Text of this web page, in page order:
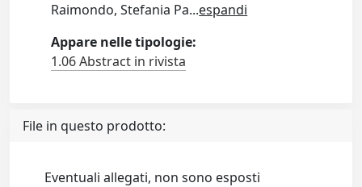
Raimondo, Stefania Pa...espandi
Appare nelle tipologie:
1.06 Abstract in rivista
File in questo prodotto:
Eventuali allegati, non sono esposti